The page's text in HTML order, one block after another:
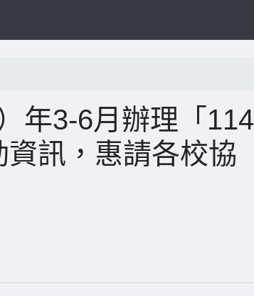
年3-6月辦理「114
訊，惠請各校協